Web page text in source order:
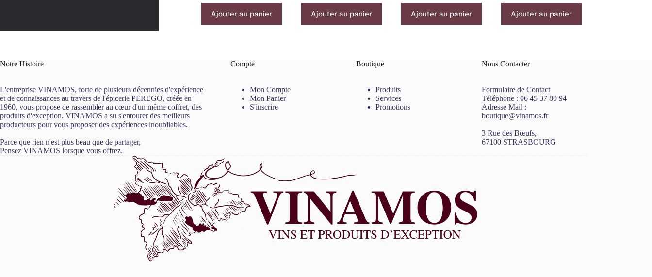
Ajouter au panier Ajouter au panier Ajouter au panier Ajouter au panier
Notre Histoire
L'entreprise VINAMOS, forte de plusieurs décennies d'expérience
et de connaissances au travers de l'épicerie PEREGO, créée en
1960, vous propose de rassembler au cœur d'un même coffret, des
produits d'exception. VINAMOS a su s'entourer des meilleurs
producteurs pour vous proposer des expériences inoubliables.
Parce que rien n'est plus beau que de partager,
Pensez VINAMOS lorsque vous offrez.
Compte
Mon Compte
Mon Panier
S'inscrire
Boutique
Produits
Services
Promotions
Nous Contacter
Formulaire de Contact
Téléphone :06 45 37 80 94
Adresse Mail :
boutique@vinamos.fr
3 Rue des Bœufs,
67100 STRASBOURG